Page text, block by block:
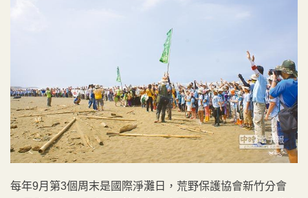
每年9月第3個周末是國際淨灘日，荒野保護協會新竹分會